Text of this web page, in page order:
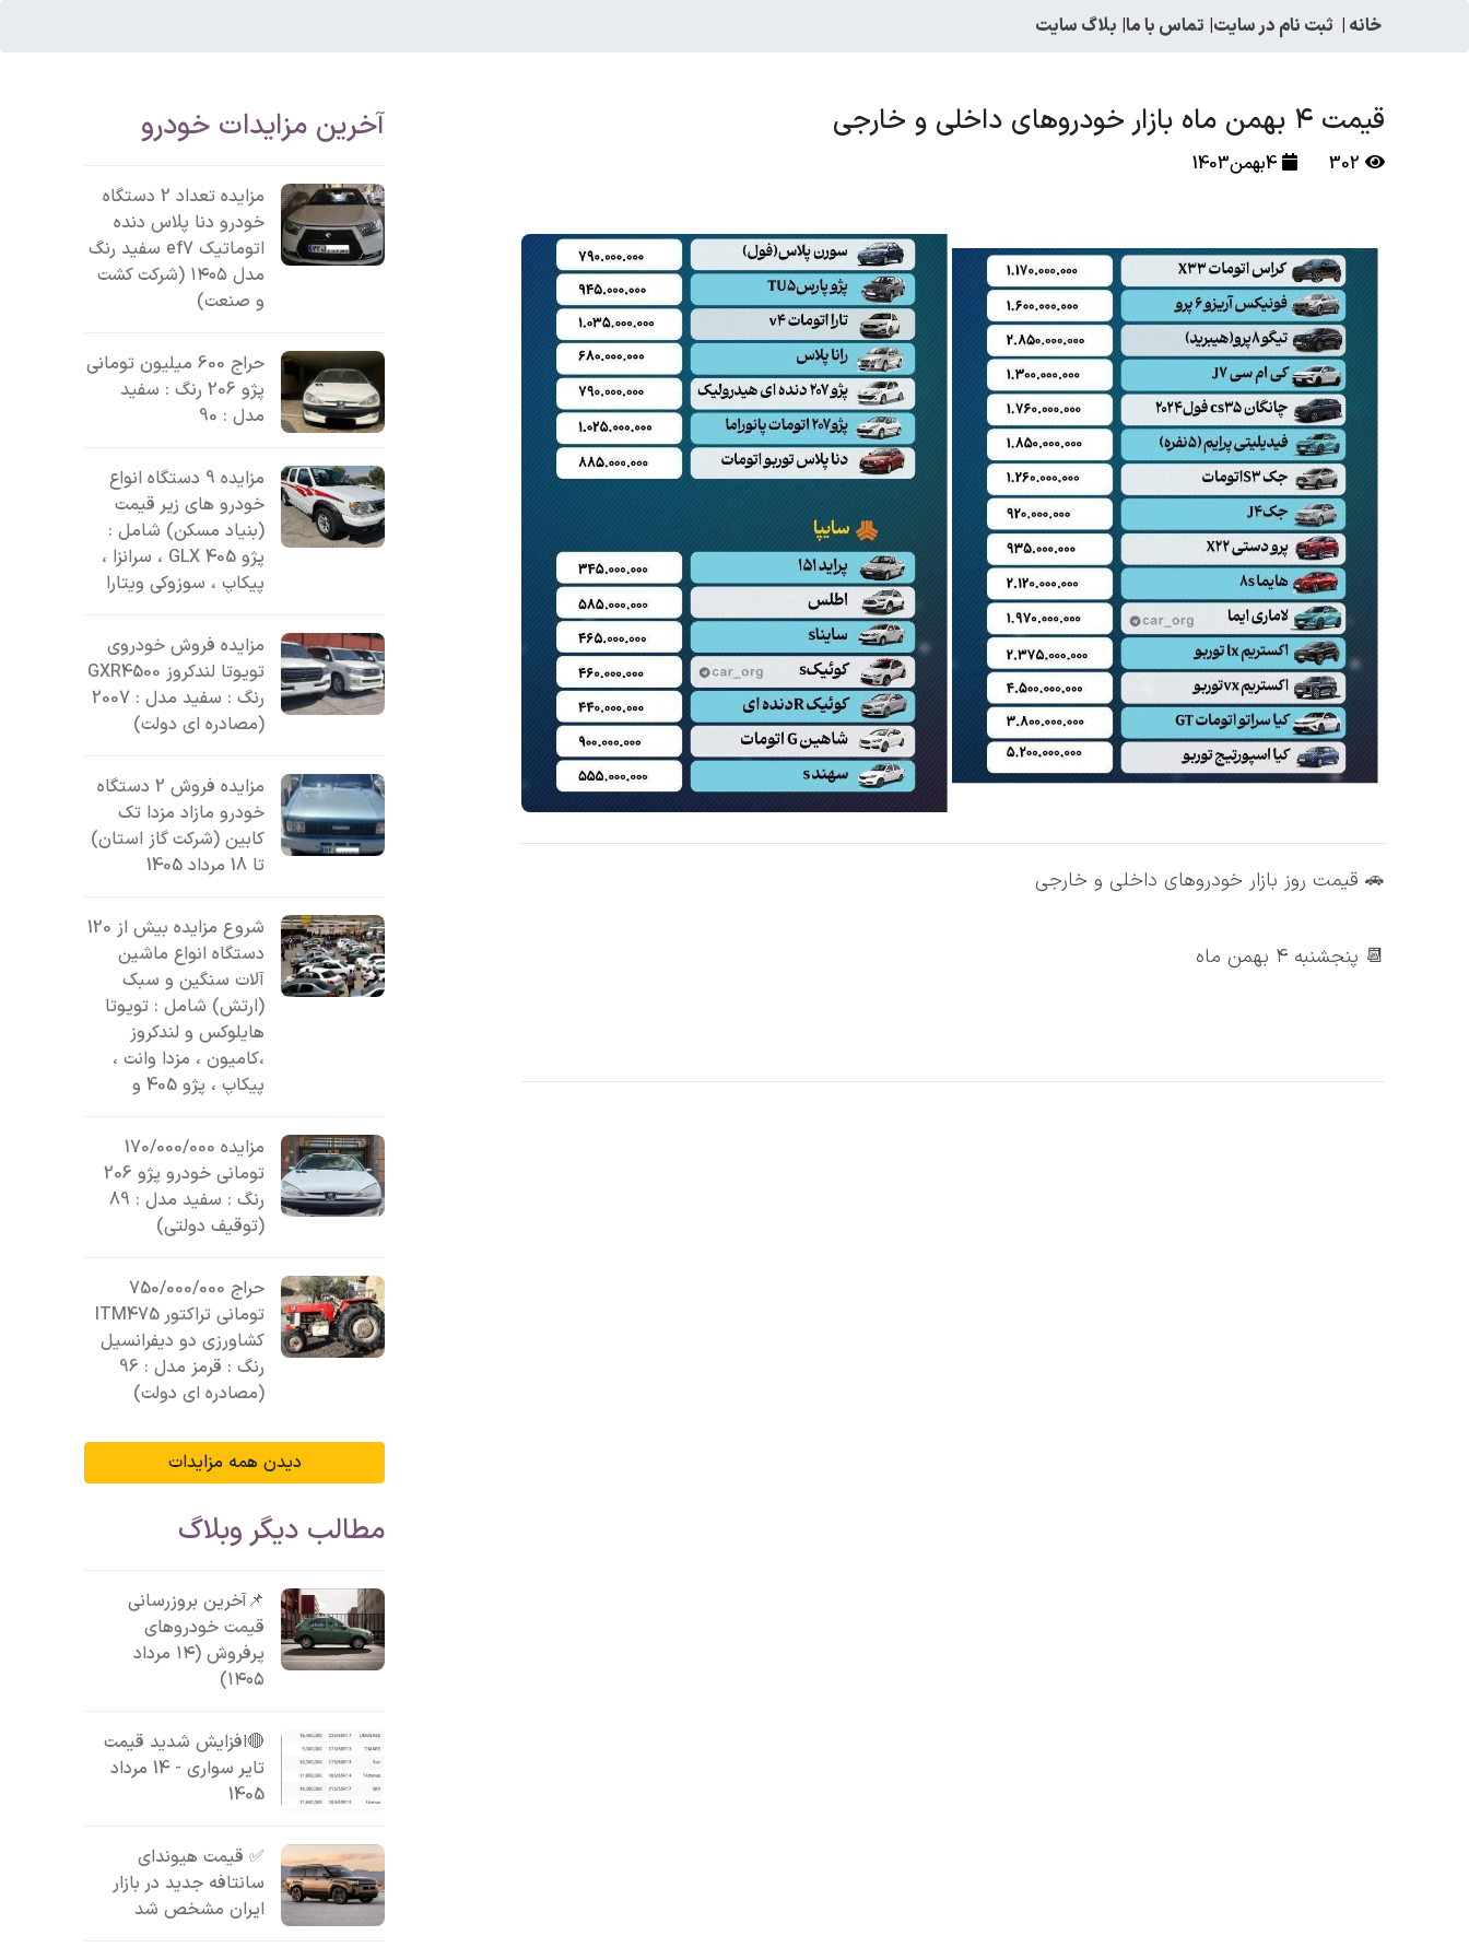
خانه | ثبت نام در سایت| تماس با ما| بلاگ سایت
قیمت ۴ بهمن ماه بازار خودروهای داخلی و خارجی
302 4بهمن1403
🚗 قیمت روز بازار خودروهای داخلی و خارجی
📆 پنجشنبه ۴ بهمن ماه
آخرین مزایدات خودرو
مزایده تعداد 2 دستگاه
خودرو دنا پلاس دنده
اتوماتیک ef7 سفید رنگ
مدل ۱۴۰۵ (شرکت کشت
و صنعت)
حراج 600 میلیون تومانی
پژو 206 رنگ : سفید
مدل : 90
مزایده 9 دستگاه انواع
خودرو های زیر قیمت
(بنیاد مسکن) شامل :
پژو 405 GLX ، سرانزا ،
پیکاپ ، سوزوکی ویتارا
مزایده فروش خودروی
تویوتا لندکروز GXR4500
رنگ : سفید مدل : 2007
(مصادره ای دولت)
مزایده فروش 2 دستگاه
خودرو مازاد مزدا تک
کابین (شرکت گاز استان)
تا 18 مرداد 1405
شروع مزایده بیش از 120
دستگاه انواع ماشین
آلات سنگین و سبک
(ارتش) شامل : تویوتا
هایلوکس و لندکروز
،کامیون ، مزدا وانت ،
پیکاپ ، پژو 405 و
مزایده 170/000/000
تومانی خودرو پژو 206
رنگ : سفید مدل : 89
(توقیف دولتی)
حراج 750/000/000
تومانی تراکتور ITM475
کشاورزی دو دیفرانسیل
رنگ : قرمز مدل : 96
(مصادره ای دولت)
دیدن همه مزایدات
مطالب دیگر وبلاگ
📌آخرین بروزرسانی
قیمت خودروهای
پرفروش (۱۴ مرداد
۱۴۰۵)
🔴افزایش شدید قیمت
تایر سواری - 14 مرداد
1405
✅ قیمت هیوندای
سانتافه جدید در بازار
ایران مشخص شد